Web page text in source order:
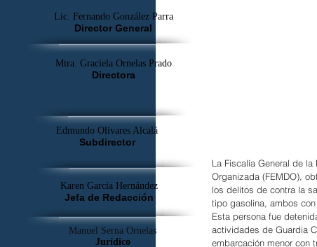
La Fiscalía General de
Organizada (FEMDO),
los delitos de contra la
tipo gasolina, ambos
Esta persona fue
actividades de Guardia
embarcación menor con
Lic. Fernando González Parra
Director General
Mtra. Graciela Ornelas Prado
Directora
Edmundo Olivares Alcalá
Subdirector
Karen García Hernández
Jefa de Redacción
Manuel Serna Ornelas
Jurídico